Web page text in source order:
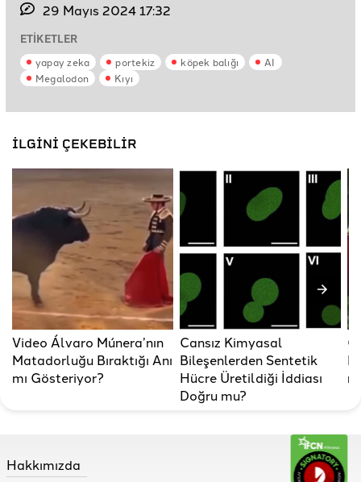
29 Mayıs 2024 17:32
ETİKETLER
yapay zeka portekiz köpek balığı
AI
Megalodon
Kıyı
İLGİNİ ÇEKEBİLİR
Video Álvaro Múnera’nın
Matadorluğu Bıraktığı Anı
mı Gösteriyor?
Cansız Kimyasal
Bileşenlerden Sentetik
Hücre Üretildiği İddiası
Doğru mu?
Hakkımızda